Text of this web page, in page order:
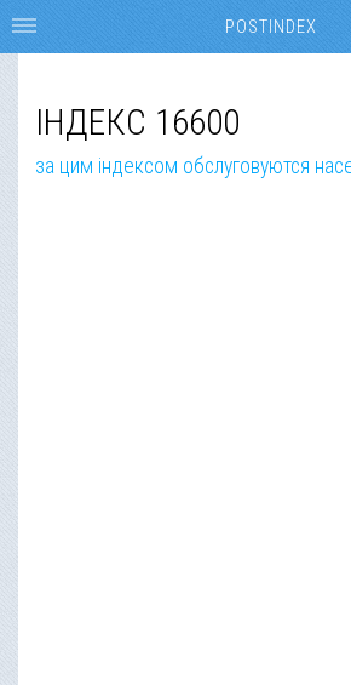
ІНДЕКС 16600
за цим індексом обслуговуются
POSTINDEX